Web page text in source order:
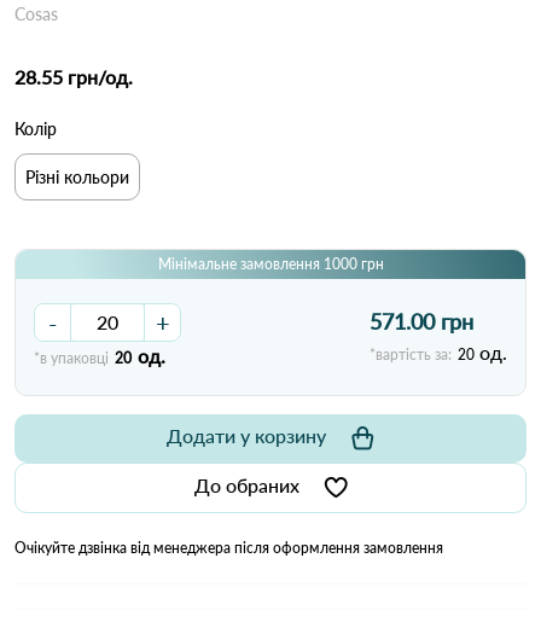
Cosas
28.55 грн/од.
Колір
Різні кольори
Мінімальне замовлення 1000 грн
- +
*в упаковці 20 од.
571.00 грн
*вартість за: 20 од.
До обраних
Додати у корзину
Очікуйте дзвінка від менеджера після оформлення замовлення